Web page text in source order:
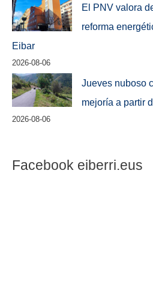
El PNV valora
reforma
Eibar
2026-08-06
Jueves nuboso
mejoría a partir
2026-08-06
Facebook eiberri.eus